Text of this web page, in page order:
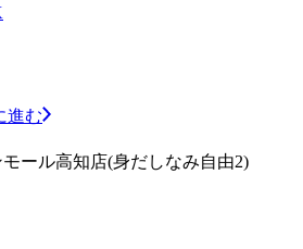
進む
ール高知店(身だしなみ自由2)